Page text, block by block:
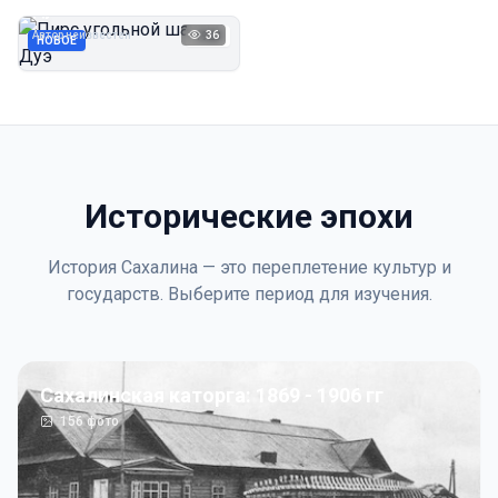
НОВОЕ 1923
Автор неизвестен 36
Исторические эпохи
История Сахалина — это переплетение культур и
государств. Выберите период для изучения.
Сахалинская каторга: 1869 - 1906 гг
156фото